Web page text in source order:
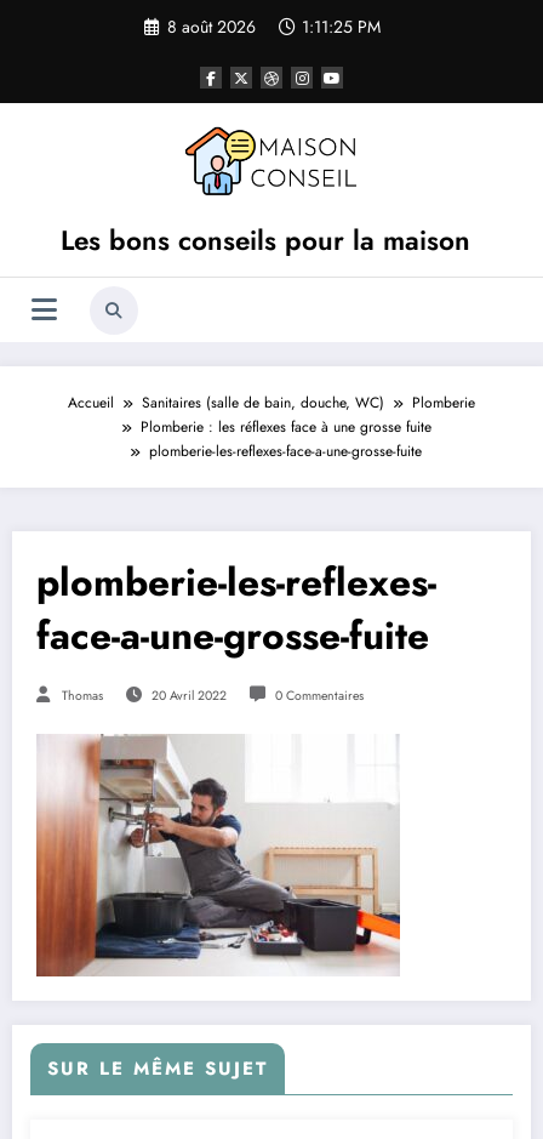
8 août 2026 1:11:25 PM
Les bons conseils pour la maison
Accueil Sanitaires (salle de bain, douche, WC)
Plomberie
Plomberie : les réflexes face à une grosse fuite
plomberie-les-reflexes-face-a-une-grosse-fuite
plomberie-les-reflexes-
face-a-une-grosse-fuite
Thomas 20 Avril 2022 0 Commentaires
SUR LE MÊME SUJET